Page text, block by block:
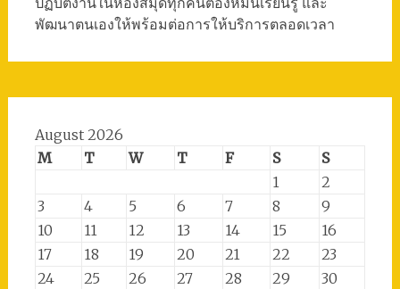
พัฒนาตนเองให้พร้อมต่อการให้บริการตลอดเวลา
August 2026
M
T W T F S
S
1
2
3
4 5 6 7 8
9
10
11 12 13 14 15
16
17
18 19 20 21 22
23
24
25 26 27 28 29
30